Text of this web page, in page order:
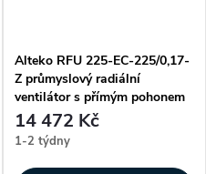
Alteko RFU 225-EC-225/0,17-
Z průmyslový radiální
ventilátor s přímým pohonem
EC
14 472 Kč
1-2 týdny